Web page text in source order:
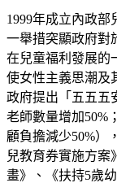
1999年成立內政
一舉措突顯政府對
在兒童福利發展的
使女性主義思潮及
政府提出「五五五
老師數量增加50%
顧負擔減少50%）
兒教育券實施方案
畫》、《扶持5歲